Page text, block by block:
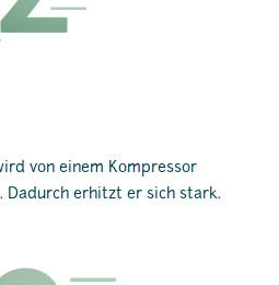
von einem Kompressor
Dadurch erhitzt er sich stark.